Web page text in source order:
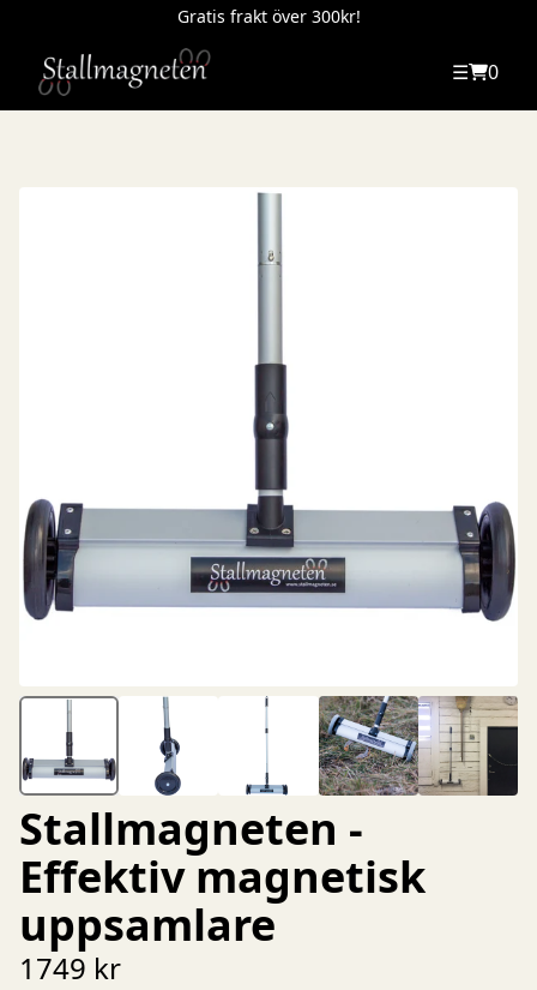
Gratis frakt över 300kr!
☰ 0
Stallmagneten -
Effektiv magnetisk
uppsamlare
1749 kr